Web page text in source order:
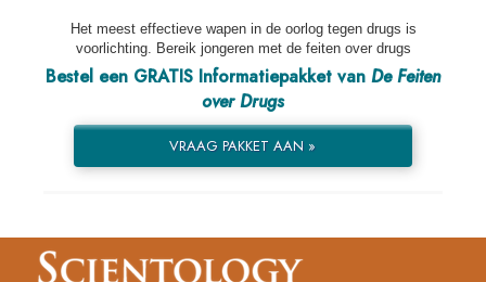
Het meest effectieve wapen in de oorlog tegen drugs is
voorlichting. Bereik jongeren met de feiten over drugs
Bestel een GRATIS Informatiepakket van De Feiten
over Drugs
VRAAG PAKKET AAN »